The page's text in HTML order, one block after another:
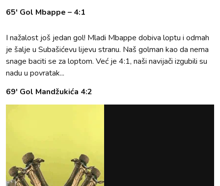
65' Gol Mbappe – 4:1
I nažalost još jedan gol! Mladi Mbappe dobiva loptu i odmah
je šalje u Subašićevu lijevu stranu. Naš golman kao da nema
snage baciti se za loptom. Već je 4:1, naši navijači izgubili su
nadu u povratak...
69' Gol Mandžukića 4:2